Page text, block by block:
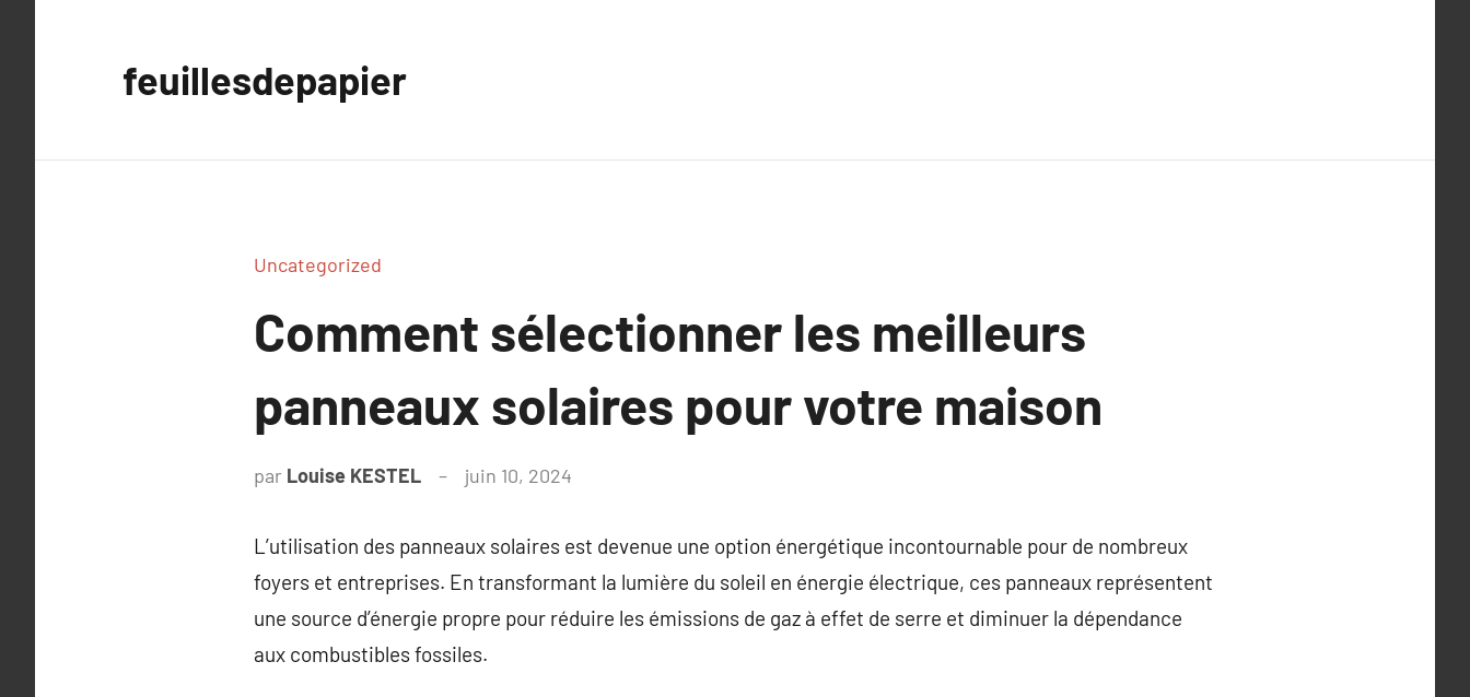
feuillesdepapier
Uncategorized
Comment sélectionner les meilleurs
panneaux solaires pour votre maison
par Louise KESTEL juin 10, 2024
L’utilisation des panneaux solaires est devenue une option énergétique incontournable pour de nombreux
foyers et entreprises. En transformant la lumière du soleil en énergie électrique, ces panneaux représentent
une source d’énergie propre pour réduire les émissions de gaz à effet de serre et diminuer la dépendance
aux combustibles fossiles.